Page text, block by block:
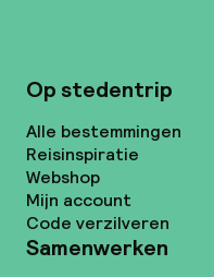
Op stedentrip
Alle bestemmingen
Reisinspiratie
Webshop
Mijn account
Code verzilveren
Samenwerken